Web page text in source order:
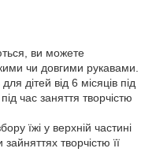
ви можете
чи довгими рукавами.
дітей від 6 місяців під
час заняття творчістю
їжі у верхній частині
творчістю її